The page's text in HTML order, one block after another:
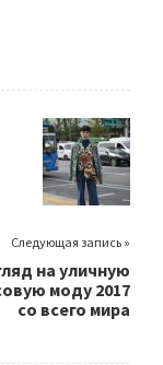
Следующая запись »
на уличную
моду 2017
со всего мира